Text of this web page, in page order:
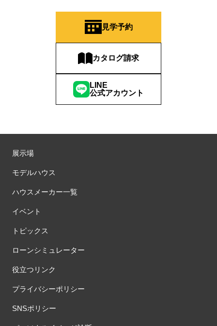
見学予約
カタログ請求
LINE
公式アカウント
展示場
モデルハウス
ハウスメーカー一覧
イベント
トピックス
ローンシミュレーター
役立つリンク
プライバシーポリシー
SNSポリシー